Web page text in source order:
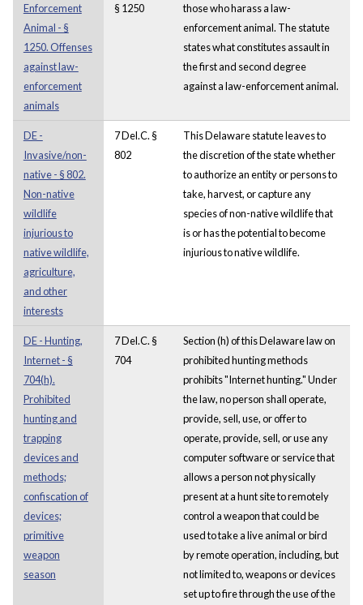
Enforcement
Animal - §
1250. Offenses
against law-
enforcement
animals
§ 1250
those who harass a law-
enforcement animal. The statute
states what constitutes assault in
the first and second degree
against a law-enforcement animal.
DE -
Invasive/non-
native - § 802.
Non-native
wildlife
injurious to
native wildlife,
agriculture,
and other
interests
7 Del.C. §
802
This Delaware statute leaves to
the discretion of the state whether
to authorize an entity or persons to
take, harvest, or capture any
species of non-native wildlife that
is or has the potential to become
injurious to native wildlife.
DE - Hunting,
Internet - §
704(h).
Prohibited
hunting and
trapping
devices and
methods;
confiscation of
devices;
primitive
weapon
season
7 Del.C. §
704
Section (h) of this Delaware law on
prohibited hunting methods
prohibits "Internet hunting." Under
the law, no person shall operate,
provide, sell, use, or offer to
operate, provide, sell, or use any
computer software or service that
allows a person not physically
present at a hunt site to remotely
control a weapon that could be
used to take a live animal or bird
by remote operation, including, but
not limited to, weapons or devices
set up to fire through the use of the